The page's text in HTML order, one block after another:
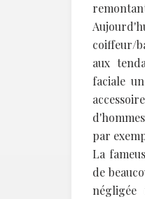
coiffeur/
aux
faciale
par
La
de